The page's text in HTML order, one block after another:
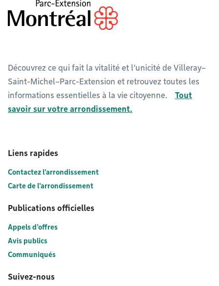
Découvrez ce qui fait la vitalité et l’unicité de Villeray–
Saint-Michel–Parc-Extension et retrouvez toutes les
informations essentielles à la vie citoyenne.
Tout
savoir sur votre arrondissement.
Liens rapides
Contactez l'arrondissement
Carte de l'arrondissement
Publications officielles
Appels d'offres
Avis publics
Communiqués
Suivez-nous